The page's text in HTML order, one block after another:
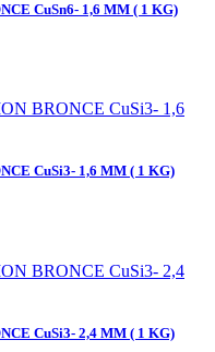
CuSn6- 1,6 MM ( 1 KG)
CuSi3- 1,6 MM ( 1 KG)
CuSi3- 2,4 MM ( 1 KG)